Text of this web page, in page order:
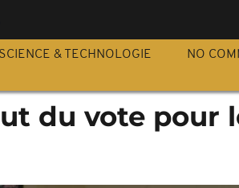
SCIENCE & TECHNOLOGIE NO
du vote pour